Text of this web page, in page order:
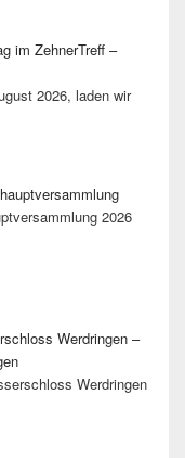
im ZehnerTreff –
2026, laden wir
2026
Werdringen –
Werdringen